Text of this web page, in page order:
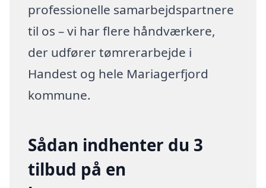
professionelle samarbejdspartnere
til os – vi har flere håndværkere,
der udfører tømrerarbejde i
Handest og hele Mariagerfjord
kommune.
Sådan indhenter du 3
tilbud på en